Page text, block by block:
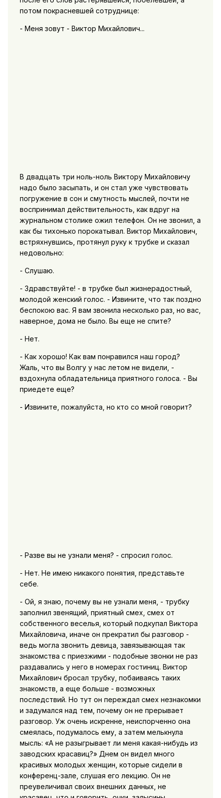
потом покрасневшей сотруднице:
- Меня зовут - Виктор Михайлович...
В двадцать три ноль-ноль Виктору Михайловичу
надо было засыпать, и он стал уже чувствовать
погружение в сон и смутность мыслей, почти не
воспринимал действительность, как вдруг на
журнальном столике ожил телефон. Он не звонил, а
как бы тихонько порокатывал. Виктор Михайлович,
встряхнувшись, протянул руку к трубке и сказал
недовольно:
- Слушаю.
- Здравствуйте! - в трубке был жизнерадостный,
молодой женский голос. - Извините, что так поздно
беспокою вас. Я вам звонила несколько раз, но вас,
наверное, дома не было. Вы еще не спите?
- Нет.
- Как хорошо! Как вам понравился наш город?
Жаль, что вы Волгу у нас летом не видели, -
вздохнула обладательница приятного голоса. - Вы
приедете еще?
- Извините, пожалуйста, но кто со мной говорит?
- Разве вы не узнали меня? - спросил голос.
- Нет. Не имею никакого понятия, представьте
себе.
- Ой, я знаю, почему вы не узнали меня, - трубку
заполнил звенящий, приятный смех, смех от
собственного веселья, который подкупал Виктора
Михайловича, иначе он прекратил бы разговор -
ведь могла звонить девица, завязывающая так
знакомства с приезжими - подобные звонки не раз
раздавались у него в номерах гостиниц. Виктор
Михайлович бросал трубку, побаиваясь таких
знакомств, а еще больше - возможных
последствий. Но тут он переждал смех незнакомки
и задумался над тем, почему он не прерывает
разговор. Уж очень искренне, неиспорченно она
смеялась, подумалось ему, а затем мелькнула
мысль: «А не разыгрывает ли меня какая-нибудь из
заводских красавиц?» Днем он видел много
красивых молодых женщин, которые сидели в
конференц-зале, слушая его лекцию. Он не
преувеличивал своих внешних данных, не